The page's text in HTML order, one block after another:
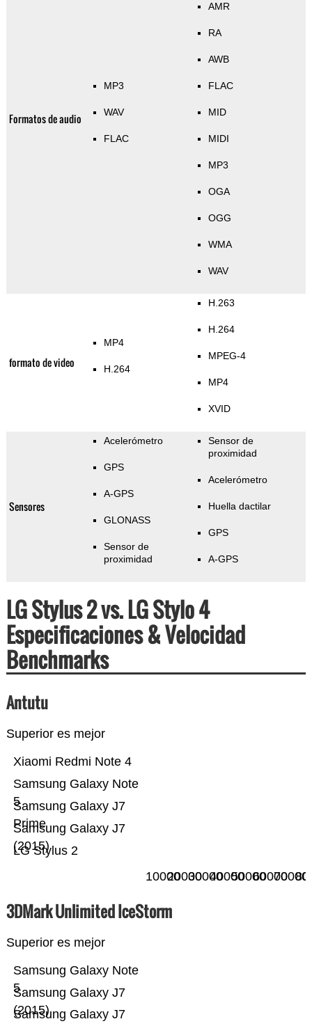
Formatos de audio
MP3
WAV
FLAC
AMR
RA
AWB
FLAC
MID
MIDI
MP3
OGA
OGG
WMA
WAV
formato de video
MP4
H.264
H.263
H.264
MPEG-4
MP4
XVID
Sensores
Acelerómetro
GPS
A-GPS
GLONASS
Sensor de
proximidad
Sensor de
proximidad
Acelerómetro
Huella dactilar
GPS
A-GPS
LG Stylus 2 vs. LG Stylo 4
Especificaciones & Velocidad
Benchmarks
Antutu
Superior es mejor
LG Stylus 2
Samsung Galaxy J7
(2015)
Samsung Galaxy J7
Prime
Samsung Galaxy Note
5
Xiaomi Redmi Note 4
10000200003000040000500006000070000
3DMark Unlimited IceStorm
Superior es mejor
Samsung Galaxy J7
Samsung Galaxy J7
(2015)
Samsung Galaxy Note
5